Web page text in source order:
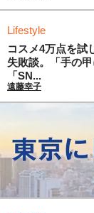
Lifestyle
コスメ4万点を試
失敗談。「手の甲
「SN...
遠藤幸子